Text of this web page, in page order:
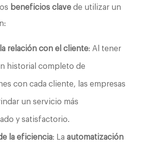
beneficios clavede utilizar un
relación con el cliente: Al tener
historial completo de
con cada cliente, las empresas
un servicio más
y satisfactorio.
la eficiencia: La automatización